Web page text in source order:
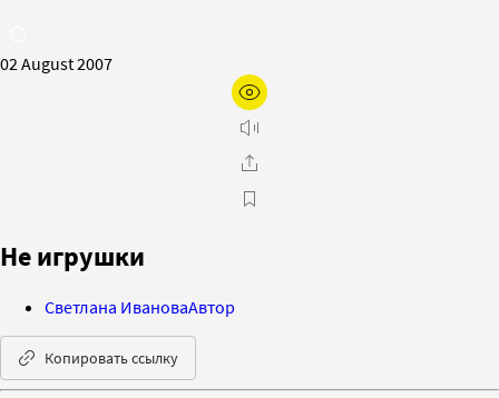
02 August 2007
Не игрушки
Светлана ИвановаАвтор
Копировать ссылку